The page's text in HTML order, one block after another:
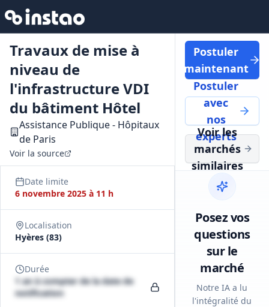
Travaux de mise à
niveau de
l'infrastructure VDI
du bâtiment Hôtel
Assistance Publique - Hôpitaux
de Paris
Voir la source
Date limite
6 novembre 2025 à 11 h
Localisation
Hyères (83)
Durée
1 an à compter de la date de
notification
Postuler
maintenant
Postuler
avec
nos
experts
Voir les
marchés
similaires
Posez vos
questions
sur le
marché
Notre IA a lu
l'intégralité du